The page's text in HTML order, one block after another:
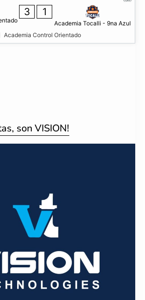
3 1
Academia Tocalli - 9na Azul
Academia Control Orientado
son VISION!